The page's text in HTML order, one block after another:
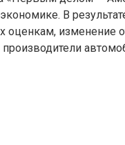
В
изменение